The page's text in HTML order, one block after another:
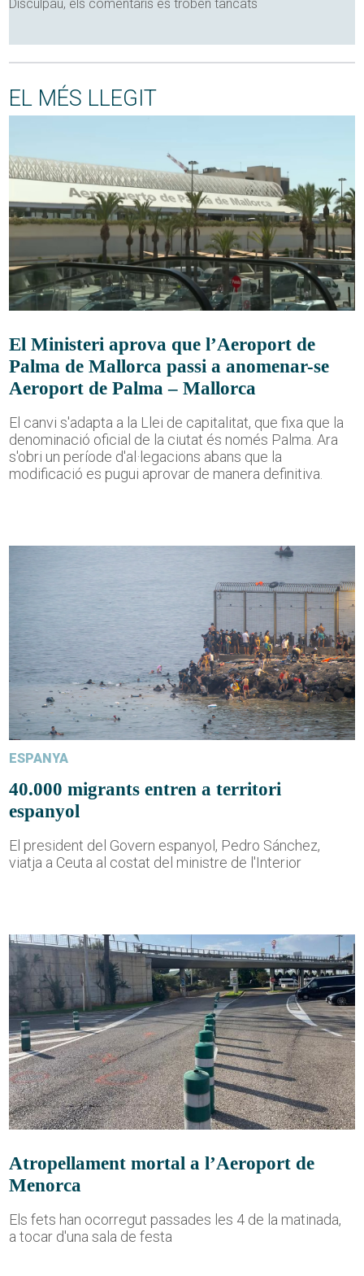
Disculpau, els comentaris es troben tancats
EL MÉS LLEGIT
El Ministeri aprova que l’Aeroport de
Palma de Mallorca passi a anomenar-se
Aeroport de Palma – Mallorca
El canvi s'adapta a la Llei de capitalitat, que fixa que la
denominació oficial de la ciutat és només Palma. Ara
s'obri un període d'al·legacions abans que la
modificació es pugui aprovar de manera definitiva.
ESPANYA
40.000 migrants entren a territori
espanyol
El president del Govern espanyol, Pedro Sánchez,
viatja a Ceuta al costat del ministre de l'Interior
Atropellament mortal a l’Aeroport de
Menorca
Els fets han ocorregut passades les 4 de la matinada,
a tocar d'una sala de festa